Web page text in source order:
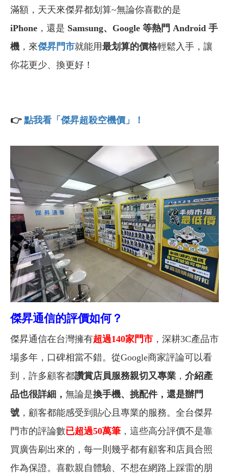
滿額，天天來傑昇都划算~無論你喜歡的是
iPhone ，還是 Samsung、Google 等熱門 Android 手
機 ，來傑昇門市就能用最划算的價格輕鬆入手，讓
你花更少、換更好！
👉 點我看「傑昇超殺空機價」！
傑昇通信的評價如何？
傑昇通信在台灣擁有超過140家門市 ，深耕3C產品市
場多年，口碑相當不錯。從Google商家評論可以看
到，許多顧客都讚賞店員服務親切又專業 ， 介紹產
品也很詳細， 無論是換手機、挑配件，還是辦門
號 ，顧客都能感受到貼心且專業的服務。全台傑昇
門市的評論數已超過50萬筆 ，這些高分評價不是靠
買廣告刷出來的，每一則幾乎都有顧客和店員合照
作為保證。喜歡親自體驗、不想在網路上踩雷的朋